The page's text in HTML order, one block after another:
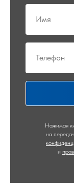
Нажимая
на
и